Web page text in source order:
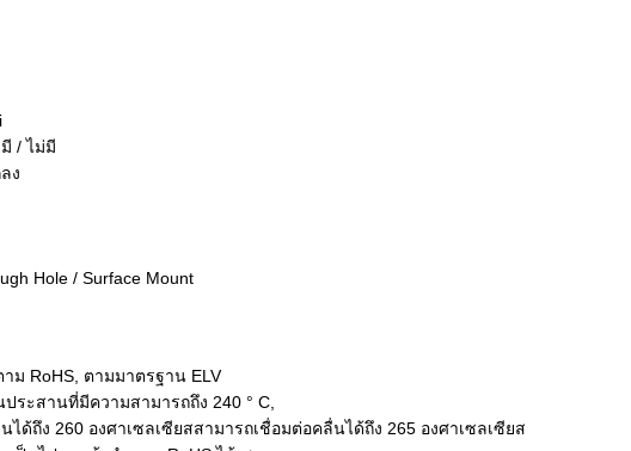
/ ไม่มี
ง
Hole / Surface Mount
าม RoHS, ตามมาตรฐาน ELV
ระสานที่มีความสามารถถึง 240 ° C,
ได้ถึง 260 องศาเซลเซียสสามารถเชื่อมต่อคลื่นได้ถึง 265 องศาเซลเซียส